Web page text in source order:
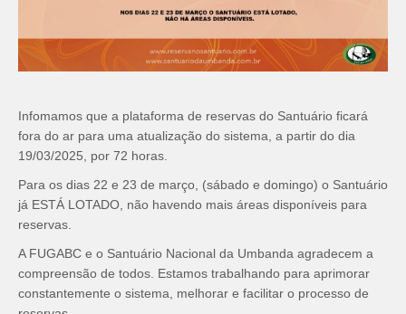
Infomamos que a plataforma de reservas do Santuário ficará
fora do ar para uma atualização do sistema, a partir do dia
19/03/2025, por 72 horas.
Para os dias 22 e 23 de março, (sábado e domingo) o Santuário
já ESTÁ LOTADO, não havendo mais áreas disponíveis para
reservas.
A FUGABC e o Santuário Nacional da Umbanda agradecem a
compreensão de todos. Estamos trabalhando para aprimorar
constantemente o sistema, melhorar e facilitar o processo de